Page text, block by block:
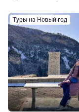
Туры на Новый год